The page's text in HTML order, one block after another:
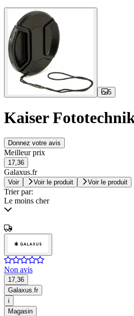
5
Kaiser
Donnez votre avis
Meilleur prix
17,36
Galaxus.fr
Voir Voir le produit Voir le produit
Trier par:
Le moins cher
Non avis
17,36
Galaxus.fr
i
Magasin